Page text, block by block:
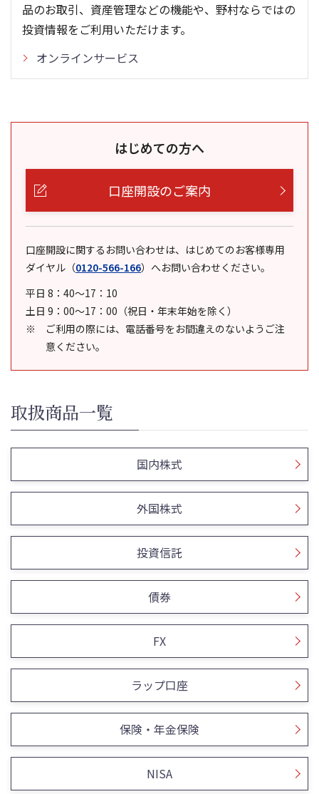
品のお取引、資産管理などの機能や、野村ならではの
投資情報をご利用いただけます。
オンラインサービス
はじめての方へ
口座開設のご案内
口座開設に関するお問い合わせは、はじめてのお客様専用
ダイヤル （0120-566-166） へお問い合わせください。
平日 8：40～17：10
土日 9：00～17：00（祝日・年末年始を除く）
ご利用の際には、電話番号をお間違えのないようご注
意ください。
取扱商品一覧
国内株式
外国株式
投資信託
債券
FX
ラップ口座
保険・年金保険
NISA